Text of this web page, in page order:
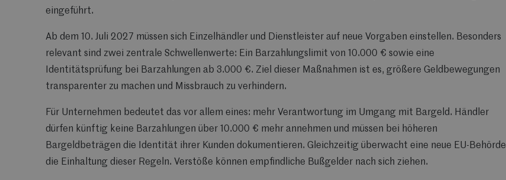
eingeführt.
Ab dem 10. Juli 2027 müssen sich Einzelhändler und Dienstleister auf neue Vorgaben einstellen. Besonders
relevant sind zwei zentrale Schwellenwerte: Ein Barzahlungslimit von 10.000 € sowie eine
Identitätsprüfung bei Barzahlungen ab 3.000 €. Ziel dieser Maßnahmen ist es, größere Geldbewegungen
transparenter zu machen und Missbrauch zu verhindern.
Für Unternehmen bedeutet das vor allem eines: mehr Verantwortung im Umgang mit Bargeld. Händler
dürfen künftig keine Barzahlungen über 10.000 € mehr annehmen und müssen bei höheren
Bargeldbeträgen die Identität ihrer Kunden dokumentieren. Gleichzeitig überwacht eine neue EU-Behörde
die Einhaltung dieser Regeln. Verstöße können empfindliche Bußgelder nach sich ziehen.